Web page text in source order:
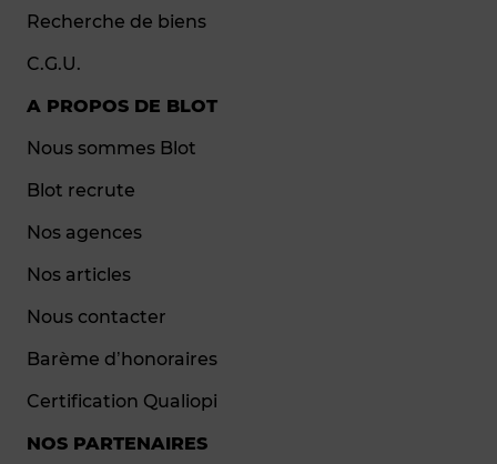
Recherche de biens
C.G.U.
A PROPOS DE BLOT
Nous sommes Blot
Blot recrute
Nos agences
Nos articles
Nous contacter
Barème d’honoraires
Certification Qualiopi
NOS PARTENAIRES